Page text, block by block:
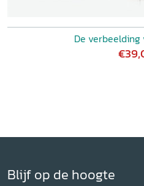
De verbeelding
Blijf op de hoogte